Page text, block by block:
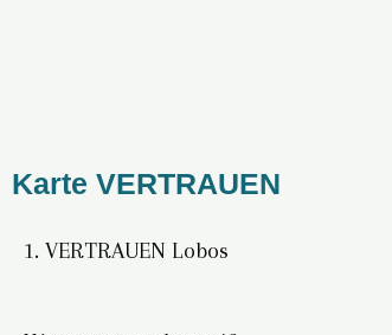
Karte VERTRAUEN
1. VERTRAUEN Lobos